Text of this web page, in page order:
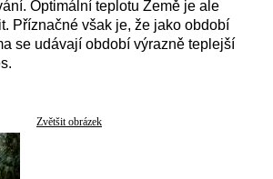
Optimální teplotu Země je ale
Příznačné však je, že jako období
se udávají období výrazně teplejší
Zvětšit obrázek